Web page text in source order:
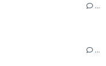
…
…